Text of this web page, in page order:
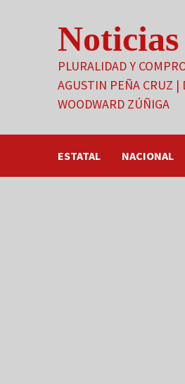
PLURALIDAD Y
AGUSTIN PEÑA CRUZ |
WOODWARD ZÚÑIGA
ESTATAL NACIONAL